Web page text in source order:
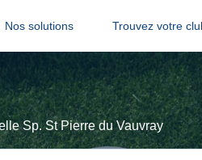
Nos solutions Trouvez votre
Sp. St Pierre du Vauvray